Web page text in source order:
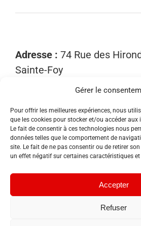
Gérer le
Pour offrir les meilleures expériences, nous
que les cookies pour stocker et/ou accéder
Le fait de consentir à ces technologies nous
données telles que le comportement de
site. Le fait de ne pas consentir ou de retirer
un effet négatif sur certaines caractéristiques
Accepter
Refuser
Adresse : 74 Rue des
Sainte-Foy
Email : contact@sosnuisibles85.fr
SIRET :89455533300018